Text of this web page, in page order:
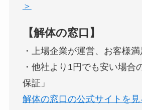
＞
【解体の窓口】
・上場企業が運営、お客様
・他社より1円でも安い場合
保証」
解体の窓口の公式サイトを見